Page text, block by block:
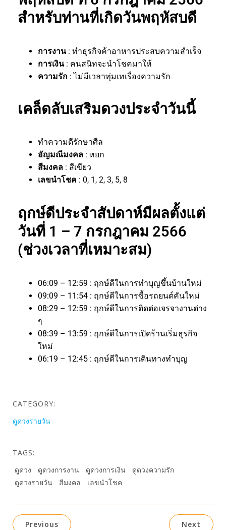
สำหรับท่านที่เกิดวันพฤหัสบดี
การงาน : ทำธุรกิจค้าอาหารประสบความสำเร็จ
การเงิน : คนสนิทจะนำโชคมาให้
ความรัก : ไม่มีเวลาทุ่มเทเรื่องความรัก
เคล็ดลับเสริมดวงประจำวันนี้
ทำความดีรักษาศีล
อัญมณีมงคล : หยก
สีมงคล : สีเขียว
เลขนำโชค : 0, 1, 2, 3, 5, 8
ฤกษ์ดีประจำสัปดาห์มีผลตั้งแต่
วันที่ 1 – 7 กรกฎาคม 2566
(ช่วงเวลาที่เหมาะสม)
06:09 – 12:59 : ฤกษ์ดีในการทำบุญขึ้นบ้านใหม่
09:09 – 11:54 : ฤกษ์ดีในการซื้อรถยนต์คันใหม่
08:29 – 12:59 : ฤกษ์ดีในการติดต่อเจรจางานต่าง
ๆ
08:39 – 13:59 : ฤกษ์ดีในการเปิดร้านเริ่มธุรกิจ
ใหม่
06:19 – 12:45 : ฤกษ์ดีในการเดินทางทำบุญ
CATEGORY:
ดูดวงรายวัน
TAGS:
ดูดวง
ดูดวงการงาน ดูดวงการเงิน
ดูดวงความรัก
ดูดวงรายวัน
สีมงคล เลขนำโชค
Previous Next